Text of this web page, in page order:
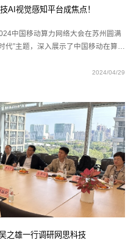
AI视觉感知平台成焦点！
中国移动算力网络大会在苏州圆满
”主题，深入展示了中国移动在算力
和一系列AI智慧解决方案精彩亮
2024/04/29
之雄一行调研网思科技